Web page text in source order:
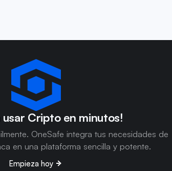
usar Cripto en minutos!
OneSafe integra tus necesidades de
en una plataforma sencilla y potente.
Empieza hoy